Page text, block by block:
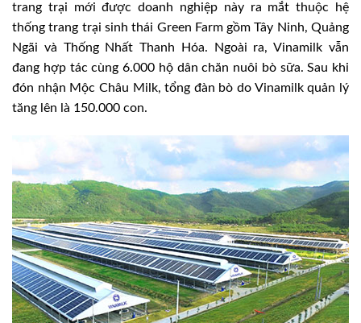
trang trại mới được doanh nghiệp này ra mắt thuộc hệ
thống trang trại sinh thái Green Farm gồm Tây Ninh, Quảng
Ngãi và Thống Nhất Thanh Hóa. Ngoài ra, Vinamilk vẫn
đang hợp tác cùng 6.000 hộ dân chăn nuôi bò sữa. Sau khi
đón nhận Mộc Châu Milk, tổng đàn bò do Vinamilk quản lý
tăng lên là 150.000 con.